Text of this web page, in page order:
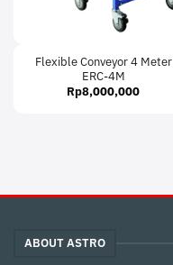
Flexible Conveyor 4 Meter
ERC-4M
Rp8,000,000
ABOUT ASTRO